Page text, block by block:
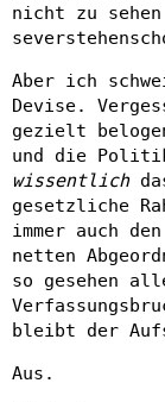
nicht zu sehen
Aber ich
Devise.
gezielt
und die
wissentlich
gesetzliche
immer auch
netten
so gesehen
bleibt der
Aus.